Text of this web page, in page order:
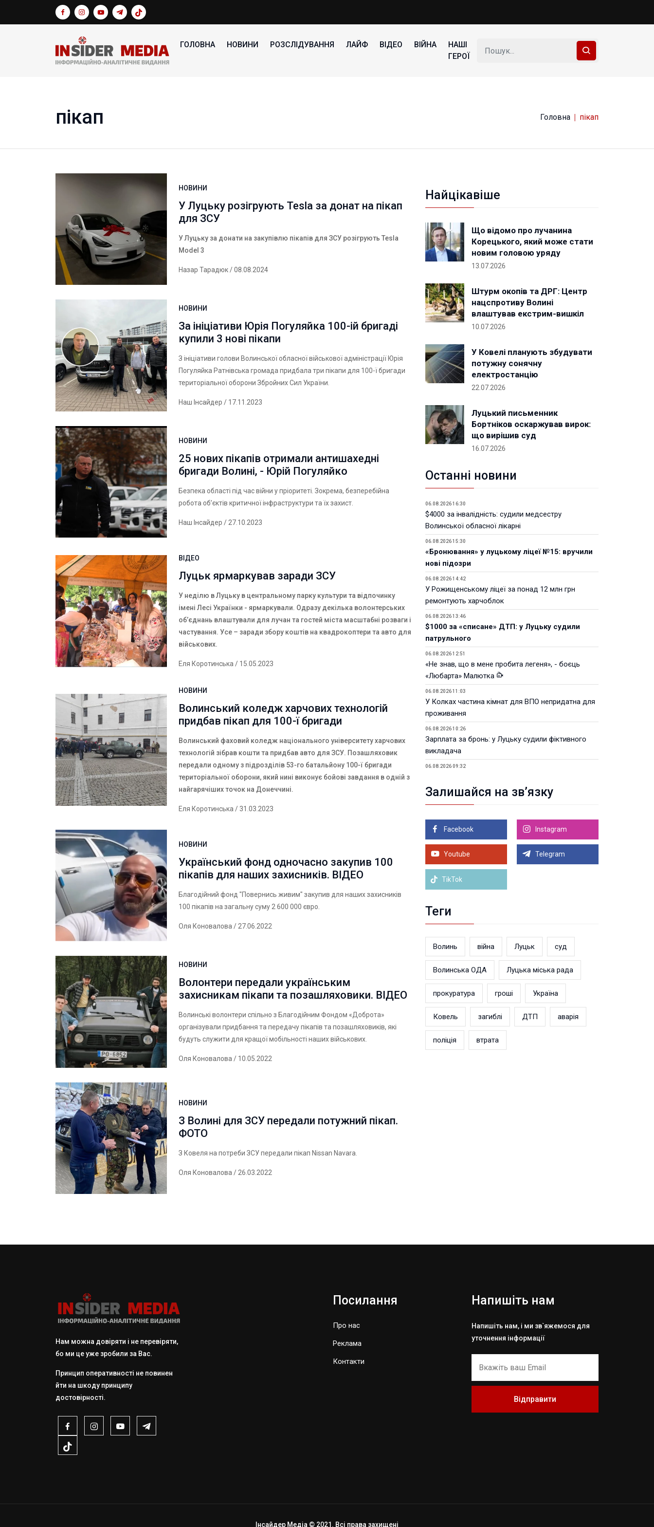
ГОЛОВНА НОВИНИ РОЗСЛІДУВАННЯ ЛАЙФ ВІДЕО ВІЙНА
НАШІ
ГЕРОЇ
пікап Головна пікап
НОВИНИ
У Луцьку розігрують Tesla за донат на пікап
для ЗСУ
У Луцьку за донати на закупівлю пікапів для ЗСУ розігрують Tesla
Model 3
Назар Тарадюк/ 08.08.2024
НОВИНИ
За ініціативи Юрія Погуляйка 100-ій бригаді
купили 3 нові пікапи
З ініціативи голови Волинської обласної військової адміністрації Юрія
Погуляйка Ратнівська громада придбала три пікапи для 100-ї бригади
територіальної оборони Збройних Сил України.
Наш Інсайдер / 17.11.2023
НОВИНИ
25 нових пікапів отримали антишахедні
бригади Волині, - Юрій Погуляйко
Безпека області під час війни у пріоритеті. Зокрема, безперебійна
робота об’єктів критичної інфраструктури та їх захист.
Наш Інсайдер / 27.10.2023
ВІДЕО
Луцьк ярмаркував заради ЗСУ
У неділю в Луцьку в центральному парку культури та відпочинку
імені Лесі Українки - ярмаркували. Одразу декілька волонтерських
об’єднань влаштували для лучан та гостей міста масштабні розваги і
частування. Усе – заради збору коштів на квадрокоптери та авто для
військових.
Еля Коротинська / 15.05.2023
НОВИНИ
Волинський коледж харчових технологій
придбав пікап для 100-ї бригади
Волинський фаховий коледж національного університету харчових
технологій зібрав кошти та придбав авто для ЗСУ. Позашляховик
передали одному з підрозділів 53-го батальйону 100-ї бригади
територіальної оборони, який нині виконує бойові завдання в одній з
найгарячіших точок на Донеччині.
Еля Коротинська / 31.03.2023
НОВИНИ
Український фонд одночасно закупив 100
пікапів для наших захисників. ВІДЕО
Благодійний фонд "Повернись живим" закупив для наших захисників
100 пікапів на загальну суму 2 600 000 євро.
Оля Коновалова / 27.06.2022
НОВИНИ
Волонтери передали українським
захисникам пікапи та позашляховики. ВІДЕО
Волинські волонтери спільно з Благодійним Фондом «Доброта»
організували придбання та передачу пікапів та позашляховиків, які
будуть служити для кращої мобільності наших військових.
Оля Коновалова / 10.05.2022
НОВИНИ
З Волині для ЗСУ передали потужний пікап.
ФОТО
З Ковеля на потреби ЗСУ передали пікап Nissan Navara.
Оля Коновалова/ 26.03.2022
Найцікавіше
Що відомо про лучанина
Корецького, який може стати
новим головою уряду
13.07.2026
Штурм окопів та ДРГ: Центр
нацспротиву Волині
влаштував екстрим-вишкіл
10.07.2026
У Ковелі планують збудувати
потужну сонячну
електростанцію
22.07.2026
Луцький письменник
Бортніков оскаржував вирок:
що вирішив суд
16.07.2026
Останні новини
06.08.2026 16:30
$4000 за інвалідність: судили медсестру
Волинської обласної лікарні
06.08.2026 15:30
«Бронювання» у луцькому ліцеї №15: вручили
нові підозри
06.08.2026 14:42
У Рожищенському ліцеї за понад 12 млн грн
ремонтують харчоблок
06.08.2026 13:46
$1000 за «списане» ДТП: у Луцьку судили
патрульного
06.08.2026 12:51
«Не знав, що в мене пробита легеня», - боєць
«Любарта» Малютка
06.08.2026 11:03
У Колках частина кімнат для ВПО непридатна для
проживання
06.08.2026 10:26
Зарплата за бронь: у Луцьку судили фіктивного
викладача
06.08.2026 09:32
05.08.2026 21:18
Порівняння телеоб'єктивів Sigma Sports та Sony G-
05.08.2026 21:00
У Луцьку на 99,9% готовий новий Державний
ветеранський простір. ВІДЕО
Більше новин
Залишайся на зв’язку
Facebook Instagram
Youtube Telegram
TikTok
Теги
Волинь війна Луцьк суд
Волинська ОДА Луцька міська рада
прокуратура гроші Україна
Ковель загиблі ДТП аварія
поліція втрата
Нам можна довіряти і не перевіряти,
бо ми це уже зробили за Вас.
Принцип оперативності не повинен
йти на шкоду принципу
достовірності.
Посилання
Про нас
Реклама
Контакти
Напишіть нам
Напишіть нам, і ми зв`яжемося для
уточнення інформації
Відправити
Інсайдер Медіа © 2021. Всі права захищені